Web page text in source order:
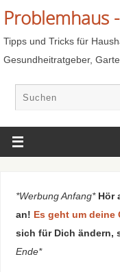
Problemhaus
Tipps und Tricks für
Gesundheitratgeber,
*Werbung Anfang* Hör
an! Es geht um deine
sich für Dich ändern,
Ende*